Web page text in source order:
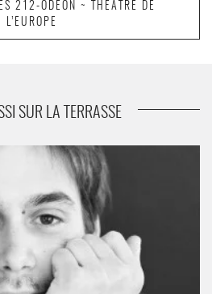
212-ODÉON ~ THÉÂTRE DE
L’EUROPE
SUR LA TERRASSE
Critique sortie Théâtre Paris